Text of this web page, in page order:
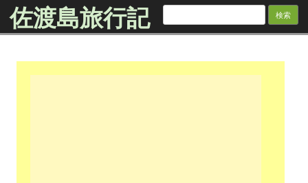
佐渡島旅行記 検